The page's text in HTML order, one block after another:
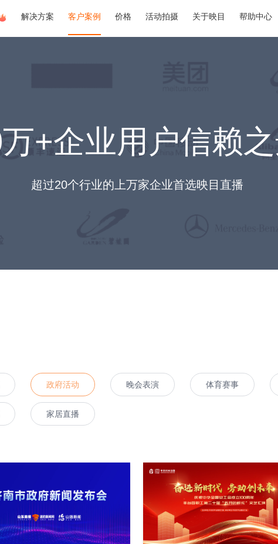
解决方案 客户案例 价格 活动拍摄 关于映目 帮助中心
+企业用户信赖
超过20个行业的上万家企业首选映目直播
政府活动 晚会表演 体育赛事
家居直播